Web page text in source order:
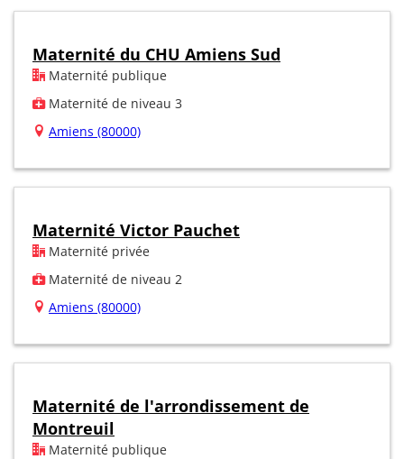
Maternité du CHU Amiens Sud
Maternité publique
Maternité de niveau 3
Amiens (80000)
Maternité Victor Pauchet
Maternité privée
Maternité de niveau 2
Amiens (80000)
Maternité de l'arrondissement de
Montreuil
Maternité publique